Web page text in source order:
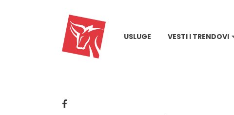
USLUGE VESTI I TRENDOVI